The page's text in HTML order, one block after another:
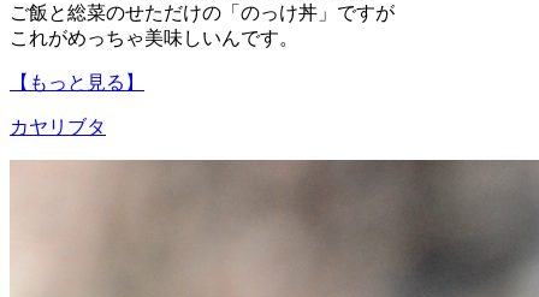
ご飯と総菜のせただけの「のっけ丼」ですが
これがめっちゃ美味しいんです。
【もっと見る】
カヤリブタ